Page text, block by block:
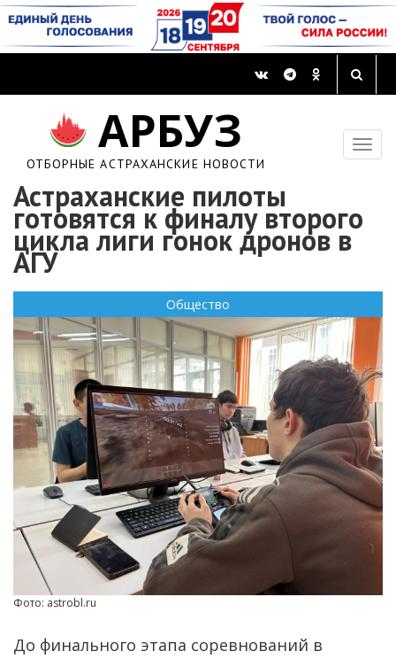
АРБУЗ
ОТБОРНЫЕ АСТРАХАНСКИЕ НОВОСТИ
Астраханские пилоты
готовятся к финалу второго
цикла лиги гонок дронов в
АГУ
Общество
Фото: astrobl.ru
До финального этапа соревнований в